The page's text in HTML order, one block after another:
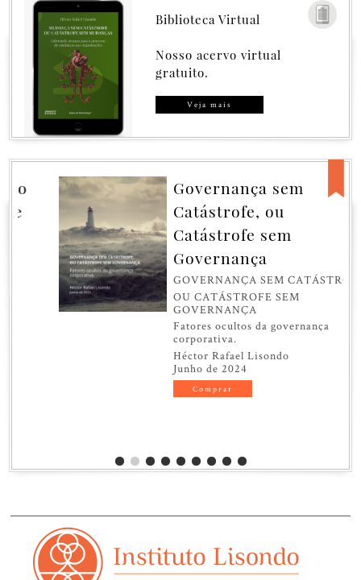
Biblioteca Virtual
Nosso acervo virtual
gratuito.
Veja mais
Governança sem
Catástrofe, ou
Catástrofe sem
Governança
GOVERNANÇA SEM CATÁSTROFE,
OU CATÁSTROFE SEM
GOVERNANÇA
Fatores ocultos da governança
corporativa.
Héctor Rafael Lisondo
Junho de 2024
Comprar